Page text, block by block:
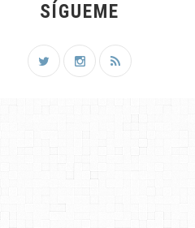
SÍGUEME